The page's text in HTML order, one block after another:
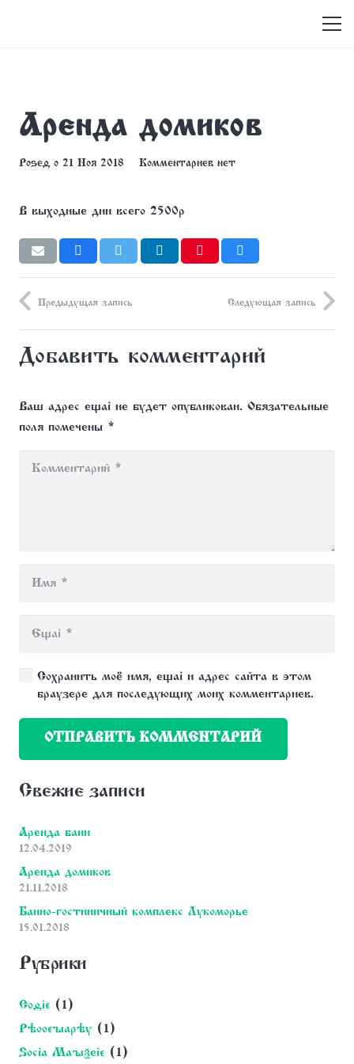
Аренда домиков
Posted on 21 Ноя 2018 Комментариев нет
В выходные дни всего 2500р
Предыдущая запись Следующая запись
Добавить комментарий
Ваш адрес email не будет опубликован. Обязательные
поля помечены *
Сохранить моё имя, email и адрес сайта в этом
браузере для последующих моих комментариев.
ОТПРАВИТЬ КОММЕНТАРИЙ
Свежие записи
Аренда бани
12.04.2019
Аренда домиков
21.11.2018
Банно-гостиничный комплекс Лукоморье
15.01.2018
Рубрики
Coding (1)
Photography (1)
Social Marketing (1)